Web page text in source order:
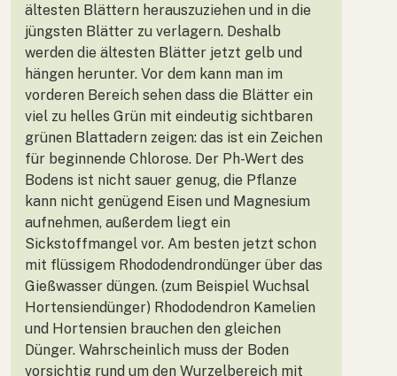
ältesten Blättern herauszuziehen und in die
jüngsten Blätter zu verlagern. Deshalb
werden die ältesten Blätter jetzt gelb und
hängen herunter. Vor dem kann man im
vorderen Bereich sehen dass die Blätter ein
viel zu helles Grün mit eindeutig sichtbaren
grünen Blattadern zeigen: das ist ein Zeichen
für beginnende Chlorose. Der Ph-Wert des
Bodens ist nicht sauer genug, die Pflanze
kann nicht genügend Eisen und Magnesium
aufnehmen, außerdem liegt ein
Sickstoffmangel vor. Am besten jetzt schon
mit flüssigem Rhododendrondünger über das
Gießwasser düngen. (zum Beispiel Wuchsal
Hortensiendünger) Rhododendron Kamelien
und Hortensien brauchen den gleichen
Dünger. Wahrscheinlich muss der Boden
vorsichtig rund um den Wurzelbereich mit